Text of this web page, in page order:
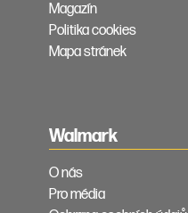
Magazín
Politika cookies
Mapa stránek
Walmark
O nás
Pro média